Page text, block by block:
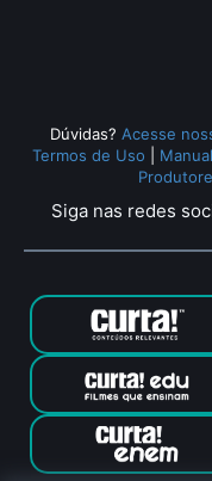
Dúvidas? Acesse
Termos de Uso
Siga nas redes